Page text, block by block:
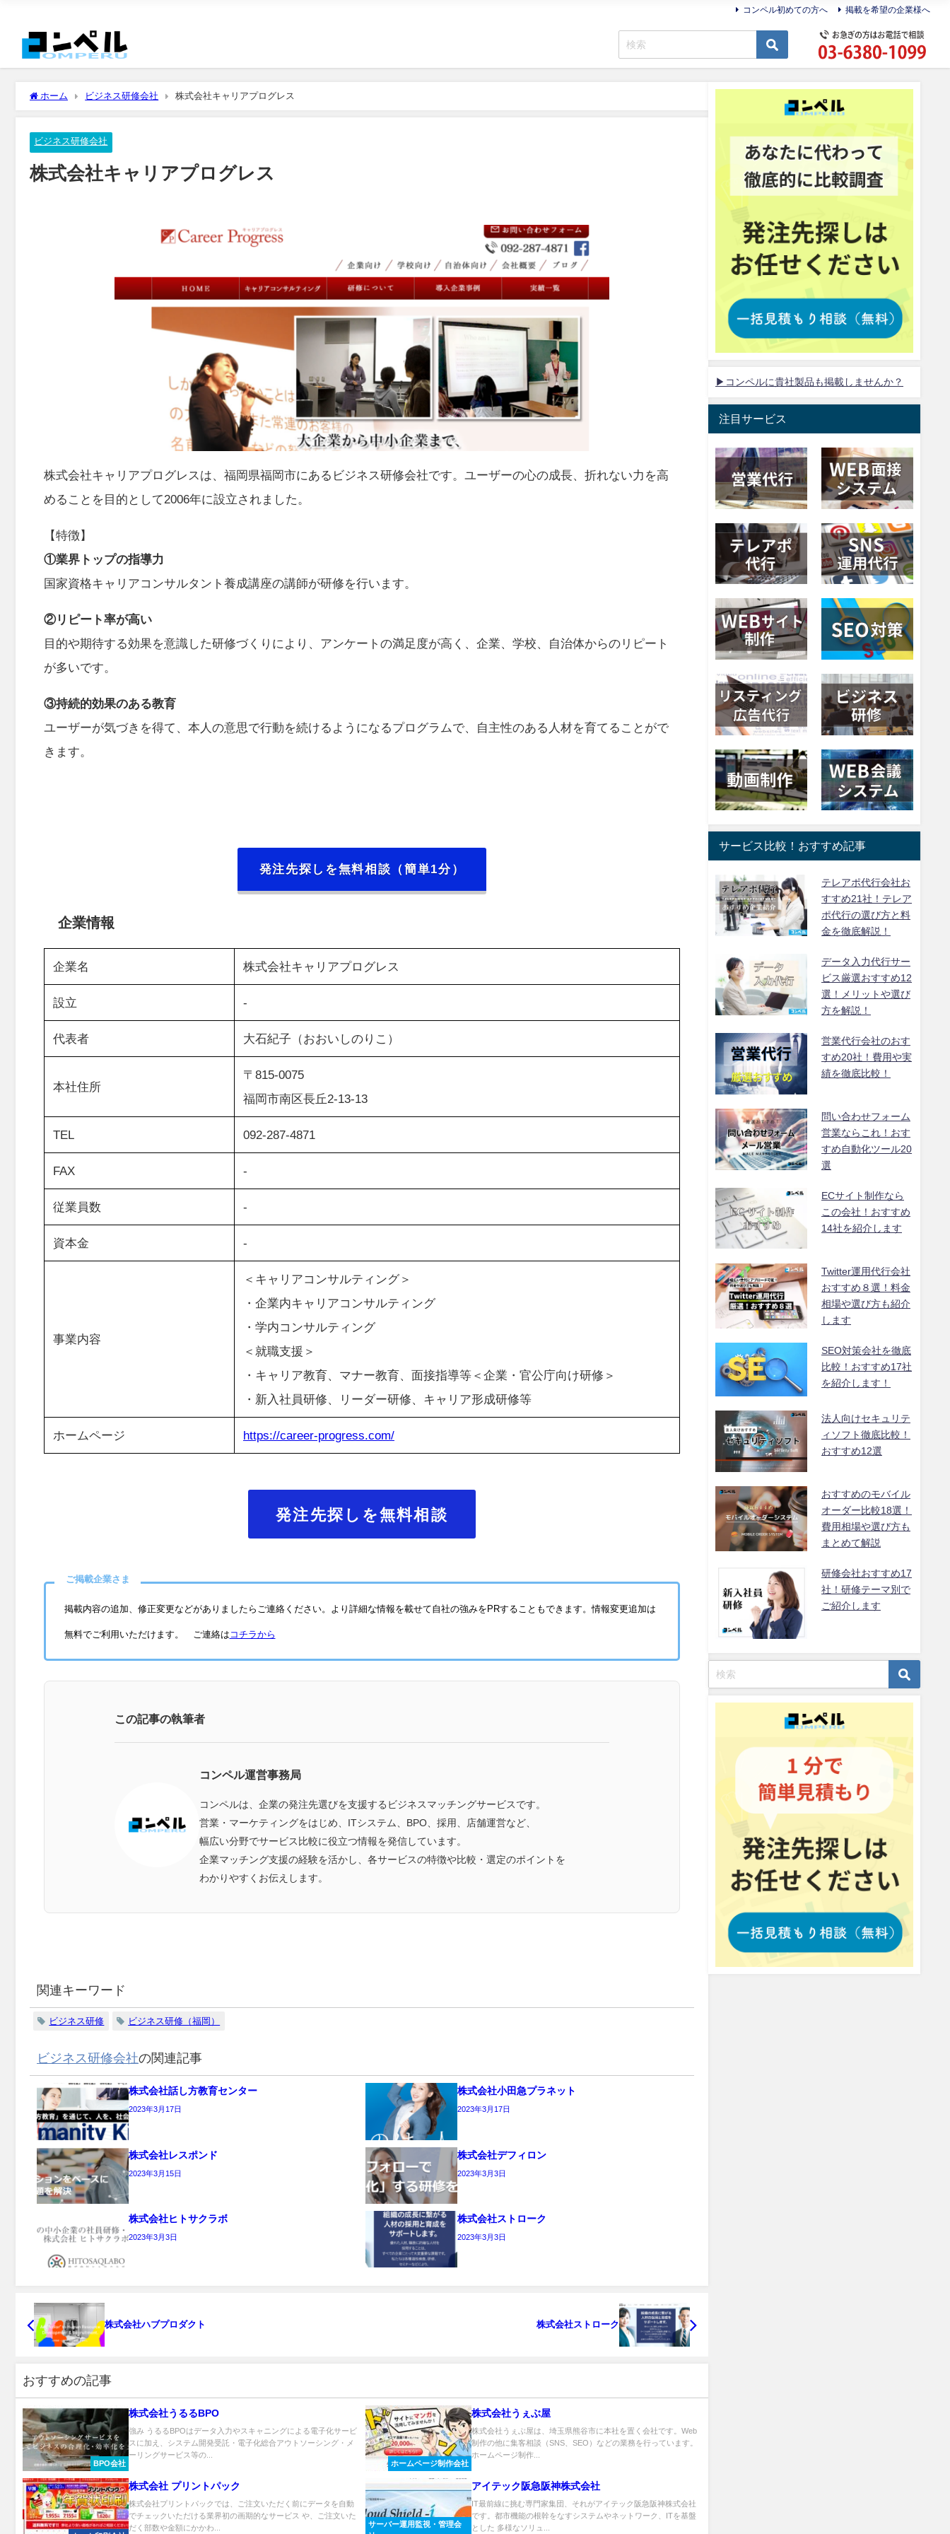
コンペル初めての方へ 掲載を希望の企業様へ
ホーム ビジネス研修会社 株式会社キャリアプログレス
ビジネス研修会社
株式会社キャリアプログレス
株式会社キャリアプログレスは、福岡県福岡市にあるビジネス研修会社です。ユーザーの心の成長、折れない力を高
めることを目的として2006年に設立されました。
【特徴】
①業界トップの指導力
国家資格キャリアコンサルタント養成講座の講師が研修を行います。
②リピート率が高い
目的や期待する効果を意識した研修づくりにより、アンケートの満足度が高く、企業、学校、自治体からのリピート
が多いです。
③持続的効果のある教育
ユーザーが気づきを得て、 本人の意思で行動を続けるようになるプログラムで、自主性のある人材を育てることがで
きます。
発注先探しを無料相談（簡単1分）
企業情報
企業名 株式会社キャリアプログレス
設立 ‐
代表者 大石紀子（おおいしのりこ）
本社住所
〒815-0075
福岡市南区長丘2-13-13
TEL 092-287-4871
FAX -
従業員数 -
資本金 -
事業内容
＜キャリアコンサルティング＞
・企業内キャリアコンサルティング
・学内コンサルティング
＜就職支援＞
・キャリア教育、マナー教育、面接指導等＜企業・官公庁向け研修＞
・新入社員研修、リーダー研修、キャリア形成研修等
ホームページ https://career-progress.com/
発注先探しを無料相談
ご掲載企業さま
掲載内容の追加、修正変更などがありましたらご連絡ください。より詳細な情報を載せて自社の強みをPRすることもできます。情報変更追加は
無料でご利用いただけます。 ご連絡は コチラから
この記事の執筆者
コンペル運営事務局
コンペルは、企業の発注先選びを支援するビジネスマッチングサービスです。
営業・マーケティングをはじめ、ITシステム、BPO、採用、店舗運営など、
幅広い分野でサービス比較に役立つ情報を発信しています。
企業マッチング支援の経験を活かし、各サービスの特徴や比較・選定のポイントを
わかりやすくお伝えします。
関連キーワード
ビジネス研修 ビジネス研修（福岡）
ビジネス研修会社の関連記事
株式会社話し方教育センター
2023年3月17日
株式会社小田急プラネット
2023年3月17日
株式会社レスポンド
2023年3月15日
株式会社デフィロン
2023年3月3日
株式会社ヒトサクラボ
2023年3月3日
株式会社ストローク
2023年3月3日
株式会社ハブプロダクト 株式会社ストローク
おすすめの記事
BPO会社
株式会社うるるBPO
強み うるるBPOはデータ入力やスキャニングによる電子化サービ
スに加え、システム開発受託・電子化総合アウトソーシング・メ
ーリングサービス等の...
ホームページ制作会社
株式会社うぇぶ屋
株式会社うぇぶ屋は、埼玉県熊谷市に本社を置く会社です。Web
制作の他に集客相談（SNS、SEO）などの業務を行っています。
ホームページ制作...
株式会社 プリントパック
株式会社プリントパックでは、ご注文いただく前にデータを自動
でチェックいただける業界初の画期的なサービス や、ご注文いた
だく部数や金額にかかわ...
サーバー運用監視・管理会
アイテック阪急阪神株式会社
IT最前線に挑む専門家集団、それがアイテック阪急阪神株式会社
です。都市機能の根幹をなすシステムやネットワーク、ITを基盤
とした 多様なソリュ...
▶コンペルに貴社製品も掲載しませんか？
注目サービス
サービス比較！おすすめ記事
テレアポ代行会社お
すすめ21社！テレア
ポ代行の選び方と料
金を徹底解説！
データ入力代行サー
ビス厳選おすすめ12
選！メリットや選び
方を解説！
営業代行会社のおす
すめ20社！費用や実
績を徹底比較！
問い合わせフォーム
営業ならこれ！おす
すめ自動化ツール20
選
ECサイト制作なら
この会社！おすすめ
14社を紹介します
Twitter運用代行会社
おすすめ８選！料金
相場や選び方も紹介
します
SEO対策会社を徹底
比較！おすすめ17社
を紹介します！
法人向けセキュリテ
ィソフト徹底比較！
おすすめ12選
おすすめのモバイル
オーダー比較18選！
費用相場や選び方も
まとめて解説
研修会社おすすめ17
社！研修テーマ別で
ご紹介します